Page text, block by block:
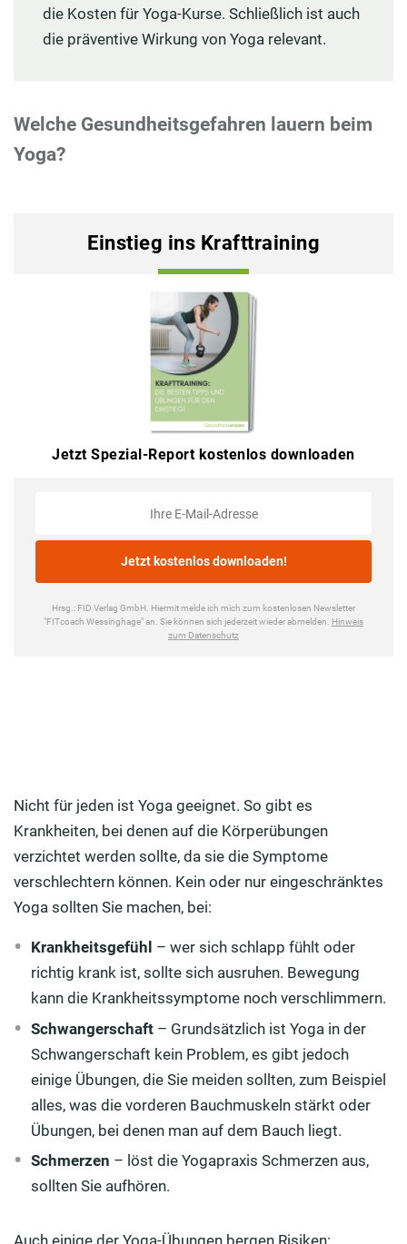
die Kosten für Yoga-Kurse. Schließlich ist auch
die präventive Wirkung von Yoga relevant.
Welche Gesundheitsgefahren lauern beim
Yoga?
Nicht für jeden ist Yoga geeignet. So gibt es
Krankheiten, bei denen auf die Körperübungen
verzichtet werden sollte, da sie die Symptome
verschlechtern können. Kein oder nur eingeschränktes
Yoga sollten Sie machen, bei:
Krankheitsgefühl – wer sich schlapp fühlt oder
richtig krank ist, sollte sich ausruhen. Bewegung
kann die Krankheitssymptome noch verschlimmern.
Schwangerschaft – Grundsätzlich ist Yoga in der
Schwangerschaft kein Problem, es gibt jedoch
einige Übungen, die Sie meiden sollten, zum Beispiel
alles, was die vorderen Bauchmuskeln stärkt oder
Übungen, bei denen man auf dem Bauch liegt.
Schmerzen – löst die Yogapraxis Schmerzen aus,
sollten Sie aufhören.